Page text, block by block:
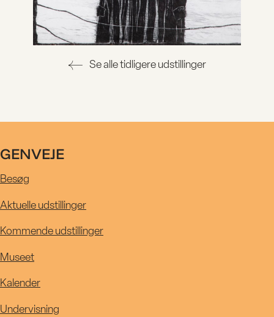
Se alle tidligere udstillinger
GENVEJE
Besøg
Aktuelle udstillinger
Kommende udstillinger
Museet
Kalender
Undervisning